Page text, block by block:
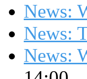
News:
News:
News: